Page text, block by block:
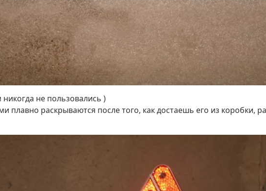
не пользовались )
плавно раскрываются после того, как достаешь его из коробки,